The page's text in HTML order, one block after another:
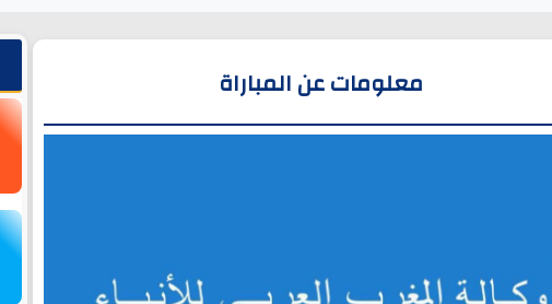
معلومات عن المباراة